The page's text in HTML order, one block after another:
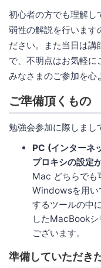
初心者の方でも理解し
弱性の解説を行います
ださい。また当日は
で、不明点はお気軽に
みなさまのご参加を心
ご準備頂くもの
勉強会参加に際しまし
PC (インターネ
プロキシの設定
Mac どちらでも
Windowsを用い
するツールの中
したMacBookシ
ございます。
準備していただき